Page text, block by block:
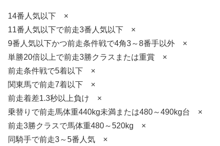
14番人気以下 ×
11番人気以下で前走3番人気以下 ×
9番人気以下かつ前走条件戦で4角3～8番手以外 ×
単勝20倍以上で前走3勝クラスまたは重賞 ×
前走条件戦で5着以下 ×
関東馬で前走7着以下 ×
前走着差1.3秒以上負け ×
乗替りで前走馬体重440kg未満または480～490kg台 ×
前走3勝クラスで馬体重480～520kg ×
同騎手で前走3～5番人気 ×